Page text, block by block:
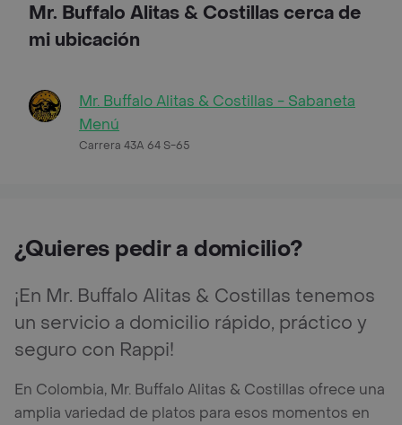
Mr. Buffalo Alitas & Costillas cerca de
mi ubicación
Mr. Buffalo Alitas & Costillas - Sabaneta
Menú
Carrera 43A 64 S-65
¿Quieres pedir a domicilio?
¡En Mr. Buffalo Alitas & Costillas tenemos
un servicio a domicilio rápido, práctico y
seguro con Rappi!
En Colombia, Mr. Buffalo Alitas & Costillas ofrece una
amplia variedad de platos para esos momentos en